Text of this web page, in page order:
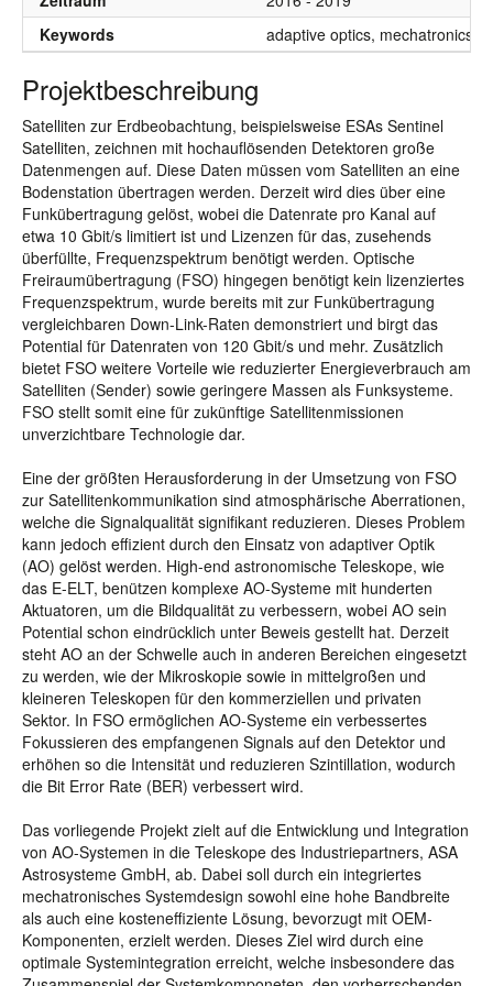
Keywords
adaptive optics, mechatronics,
Projektbeschreibung
Satelliten zur Erdbeobachtung, beispielsweise ESAs Sentinel
Satelliten, zeichnen mit hochauflösenden Detektoren große
Datenmengen auf. Diese Daten müssen vom Satelliten an eine
Bodenstation übertragen werden. Derzeit wird dies über eine
Funkübertragung gelöst, wobei die Datenrate pro Kanal auf
etwa 10 Gbit/s limitiert ist und Lizenzen für das, zusehends
überfüllte, Frequenzspektrum benötigt werden. Optische
Freiraumübertragung (FSO) hingegen benötigt kein lizenziertes
Frequenzspektrum, wurde bereits mit zur Funkübertragung
vergleichbaren Down-Link-Raten demonstriert und birgt das
Potential für Datenraten von 120 Gbit/s und mehr. Zusätzlich
bietet FSO weitere Vorteile wie reduzierter Energieverbrauch am
Satelliten (Sender) sowie geringere Massen als Funksysteme.
FSO stellt somit eine für zukünftige Satellitenmissionen
unverzichtbare Technologie dar.
Eine der größten Herausforderung in der Umsetzung von FSO
zur Satellitenkommunikation sind atmosphärische Aberrationen,
welche die Signalqualität signifikant reduzieren. Dieses Problem
kann jedoch effizient durch den Einsatz von adaptiver Optik
(AO) gelöst werden. High-end astronomische Teleskope, wie
das E-ELT, benützen komplexe AO-Systeme mit hunderten
Aktuatoren, um die Bildqualität zu verbessern, wobei AO sein
Potential schon eindrücklich unter Beweis gestellt hat. Derzeit
steht AO an der Schwelle auch in anderen Bereichen eingesetzt
zu werden, wie der Mikroskopie sowie in mittelgroßen und
kleineren Teleskopen für den kommerziellen und privaten
Sektor. In FSO ermöglichen AO-Systeme ein verbessertes
Fokussieren des empfangenen Signals auf den Detektor und
erhöhen so die Intensität und reduzieren Szintillation, wodurch
die Bit Error Rate (BER) verbessert wird.
Das vorliegende Projekt zielt auf die Entwicklung und Integration
von AO-Systemen in die Teleskope des Industriepartners, ASA
Astrosysteme GmbH, ab. Dabei soll durch ein integriertes
mechatronisches Systemdesign sowohl eine hohe Bandbreite
als auch eine kosteneffiziente Lösung, bevorzugt mit OEM-
Komponenten, erzielt werden. Dieses Ziel wird durch eine
optimale Systemintegration erreicht, welche insbesondere das